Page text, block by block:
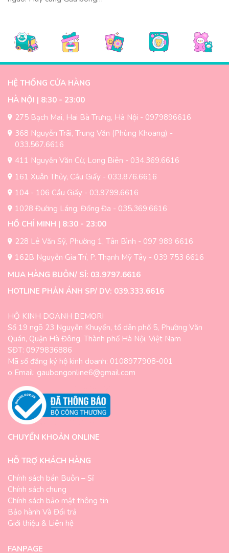
HỆ THỐNG CỬA HÀNG
HÀ NỘI | 8:30 - 23:00
275 Bạch Mai, Hai Bà Trưng, Hà Nội - 0979896616
368 Nguyễn Trãi, Trung Văn (Phùng Khoang) -
033.567.6616
411 Nguyễn Văn Cừ, Long Biên - 034.369.6616
161 Xuân Thủy, Cầu Giấy - 033.876.6616
104 - 106 Cầu Giấy - 03.9799.6616
1028 Đường Láng, Đống Đa - 035.369.6616
HỒ CHÍ MINH | 8:30 - 23:00
228 Lê Văn Sỹ, Phường 1, Tân Bình - 097 989 6616
162B Nguyễn Gia Trí, P. Thạnh Mỹ Tây - 039 753 6616
MUA HÀNG BUÔN/ SỈ: 03.9797.6616
HOTLINE PHẢN ÁNH SP/ DV: 039.333.6616
HỘ KINH DOANH BEMORI
Số 19 ngõ 23 Nguyễn Khuyến, tổ dân phố 5, Phường Văn
Quán, Quận Hà Đông, Thành phố Hà Nội, Việt Nam
SĐT: 0979836886
Mã số đăng ký hộ kinh doanh: 0108977908-001
o Email: gaubongonline6@gmail.com
CHUYỂN KHOẢN ONLINE
HỖ TRỢ KHÁCH HÀNG
Chính sách bán Buôn – Sỉ
Chính sách chung
Chính sách bảo mật thông tin
Bảo hành Và Đổi trả
Giới thiệu & Liên hệ
FANPAGE